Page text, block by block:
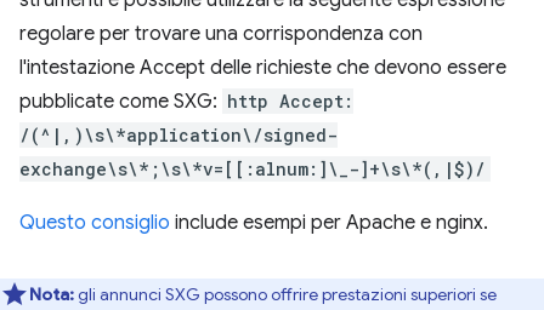
regolare per trovare una corrispondenza con
l'intestazione Accept delle richieste che devono essere
pubblicate come SXG: http Accept:
/(^|,)\s\*application\/signed-
exchange\s\*;\s\*v=[[:alnum:]\_-]+\s\*(,|$)/
Questo consiglio include esempi per Apache e nginx.
Nota:gli annunci SXG possono offrire prestazioni superiori se